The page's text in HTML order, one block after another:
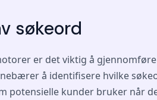
søkeord
er det viktig å
å identifisere hvilke
potensielle kunder bruker når